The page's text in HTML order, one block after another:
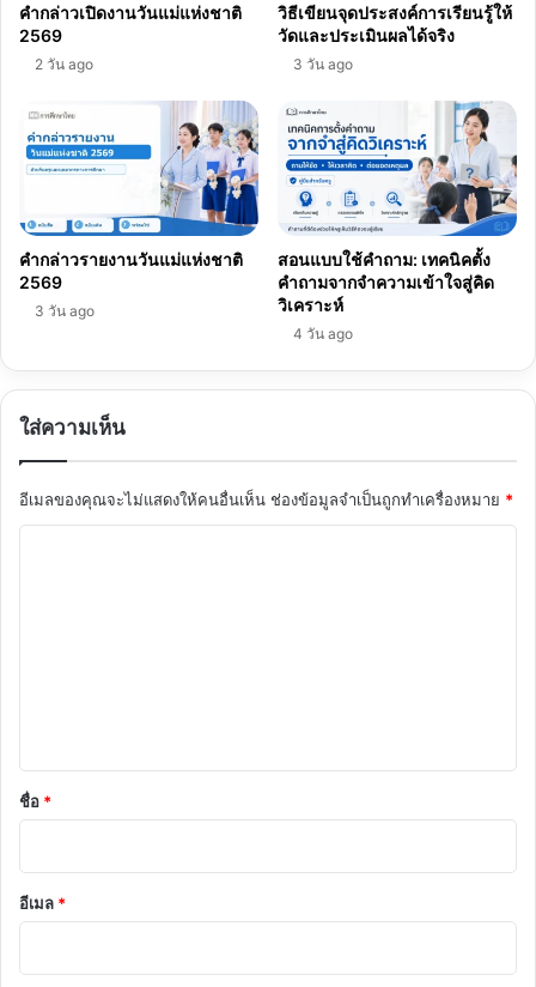
คำกล่าวเปิดงานวันแม่แห่งชาติ
2569
2 วัน ago
วิธีเขียนจุดประสงค์การเรียนรู้ให้
วัดและประเมินผลได้จริง
3 วัน ago
คำกล่าวรายงานวันแม่แห่งชาติ
2569
3 วัน ago
สอนแบบใช้คำถาม: เทคนิคตั้ง
คำถามจากจำความเข้าใจสู่คิด
วิเคราะห์
4 วัน ago
ใส่ความเห็น
อีเมลของคุณจะไม่แสดงให้คนอื่นเห็น ช่องข้อมูลจำเป็นถูกทำเครื่องหมาย *
*
ชื่อ *
อีเมล *